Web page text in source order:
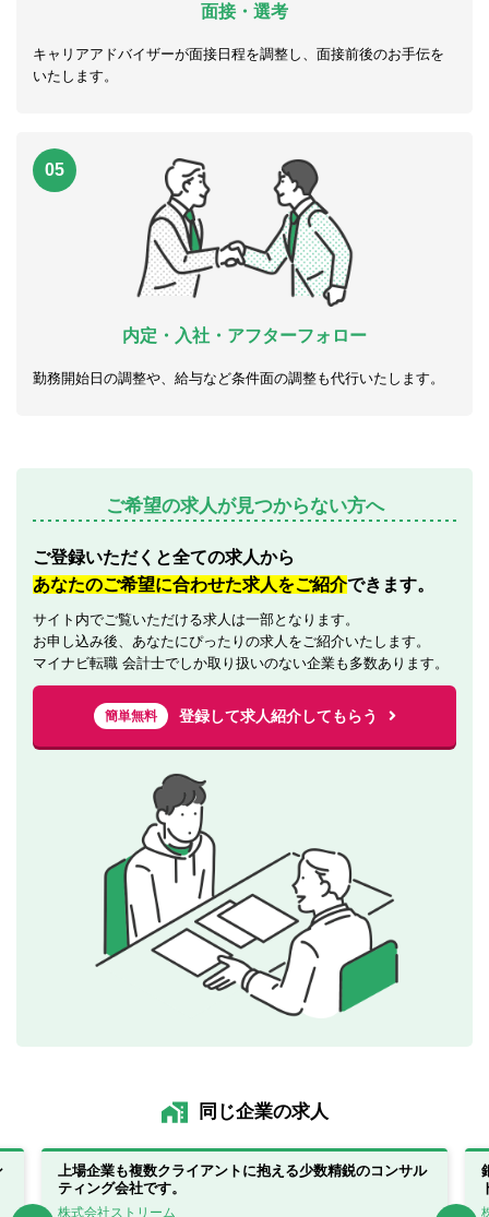
面接・選考
キャリアアドバイザーが面接日程を調整し、面接前後のお手伝を
いたします。
05
内定・入社・アフターフォロー
勤務開始日の調整や、給与など条件面の調整も代行いたします。
ご希望の求人が見つからない方へ
ご登録いただくと全ての求人から
あなたのご希望に合わせた求人をご紹介できます。
サイト内でご覧いただける求人は一部となります。
お申し込み後、あなたにぴったりの求人をご紹介いたします。
マイナビ転職 会計士でしか取り扱いのない企業も多数あります。
簡単無料 登録して求人紹介してもらう
同じ企業の求人
上場企業も複数クライアントに抱える少数精鋭のコンサル
ティング会社です。
株式会社ストリーム